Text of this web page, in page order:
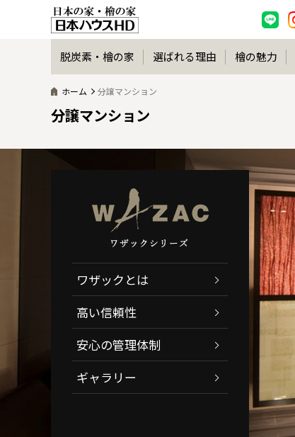
脱炭素・檜の家 選ばれる理由 檜の魅力
ホーム 分譲マンション
分譲マンション
ワザックとは
高い信頼性
安心の管理体制
ギャラリー